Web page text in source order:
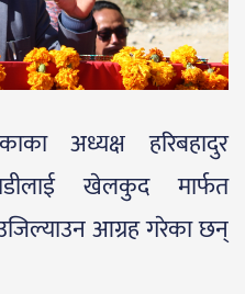
अध्यक्ष हरिबहादुर
खेलकुद मार्फत
उजिल्याउन आग्रह गरेका छन्